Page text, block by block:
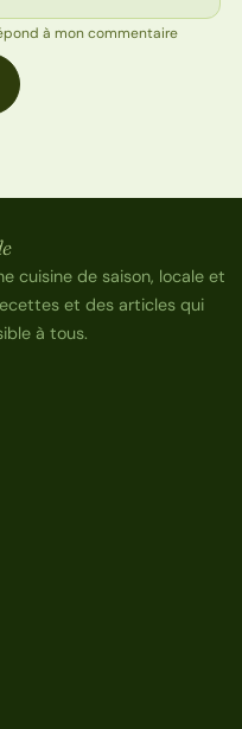
à mon commentaire
cuisine de saison, locale et
et des articles qui
à tous.